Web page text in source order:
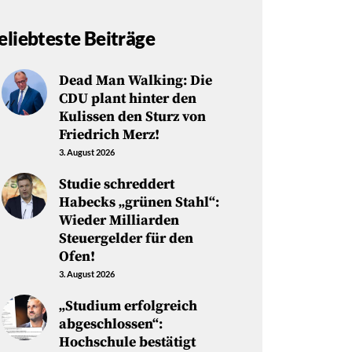
Beiträge
Dead Man Walking: Die
CDU plant hinter den
Kulissen den Sturz von
Friedrich Merz!
3. August 2026
Studie schreddert
Habecks „grünen Stahl“:
Wieder Milliarden
Steuergelder für den
Ofen!
3. August 2026
„Studium erfolgreich
abgeschlossen“:
Hochschule bestätigt